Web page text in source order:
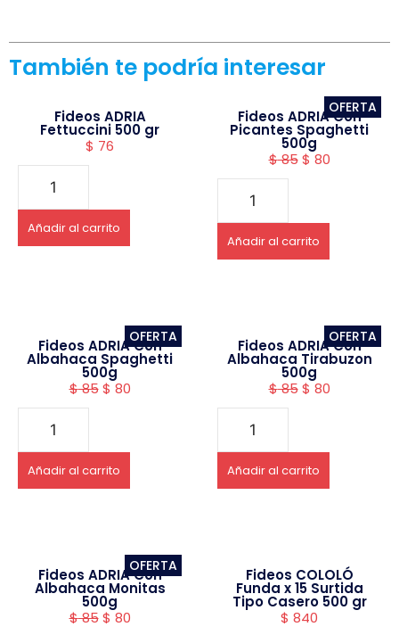
También te podría interesar
Fideos ADRIA
Fettuccini 500 gr
$ 76
Añadir al carrito
OFERTA
Fideos ADRIA Con
Picantes Spaghetti
500g
$85 $ 80
Añadir al carrito
OFERTA
Fideos ADRIA Con
Albahaca Spaghetti
500g
$85 $ 80
Añadir al carrito
OFERTA
Fideos ADRIA Con
Albahaca Tirabuzon
500g
$85 $ 80
Añadir al carrito
OFERTA
Fideos ADRIA Con
Albahaca Monitas
500g
$85 $ 80
Fideos COLOLÓ
Funda x 15 Surtida
Tipo Casero 500 gr
$ 840